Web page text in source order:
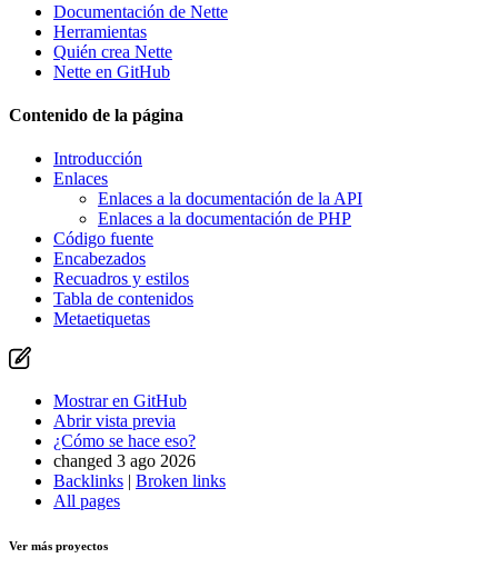
Documentación de Nette
Herramientas
Quién crea Nette
Nette en GitHub
Contenido de la página
Introducción
Enlaces
Enlaces a la documentación de la API
Enlaces a la documentación de PHP
Código fuente
Encabezados
Recuadros y estilos
Tabla de contenidos
Metaetiquetas
Mostrar en GitHub
Abrir vista previa
¿Cómo se hace eso?
changed 3 ago 2026
Backlinks | Broken links
All pages
Ver más proyectos